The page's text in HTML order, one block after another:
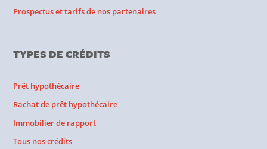
Prospectus et tarifs de nos partenaires
TYPES DE CRÉDITS
Prêt hypothécaire
Rachat de prêt hypothécaire
Immobilier de rapport
Tous nos crédits